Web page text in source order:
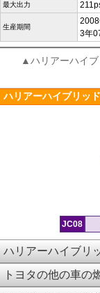
最大出力
生産期間
3年
▲ハリアーハイ
ハリアーハイブリッ
JC08
ハリアーハイブリ
トヨタの他の車の